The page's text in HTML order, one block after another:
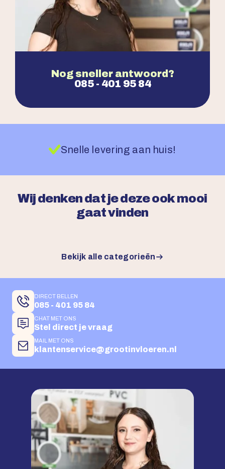
Nog sneller antwoord?
085 - 401 95 84
Snelle levering aan huis!
Wij denken dat je deze ook mooi
gaat vinden
Bekijk alle categorieën
DIRECT BELLEN
085 - 401 95 84
CHAT MET ONS
Stel direct je vraag
MAIL MET ONS
klantenservice@grootinvloeren.nl